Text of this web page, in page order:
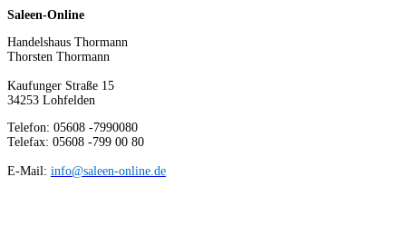
Saleen-Online
Handelshaus Thormann
Thorsten Thormann
Kaufunger Straße 15
34253 Lohfelden
Telefon: 05608 -7990080
Telefax: 05608 -799 00 80
E-Mail: info@saleen-online.de